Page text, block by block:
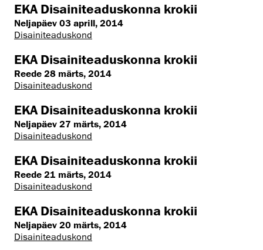
EKA Disainiteaduskonna krokii
Neljapäev 03 aprill, 2014
Disaini­­teaduskond
EKA Disainiteaduskonna krokii
Reede 28 märts, 2014
Disaini­­teaduskond
EKA Disainiteaduskonna krokii
Neljapäev 27 märts, 2014
Disaini­­teaduskond
EKA Disainiteaduskonna krokii
Reede 21 märts, 2014
Disaini­­teaduskond
EKA Disainiteaduskonna krokii
Neljapäev 20 märts, 2014
Disaini­­teaduskond